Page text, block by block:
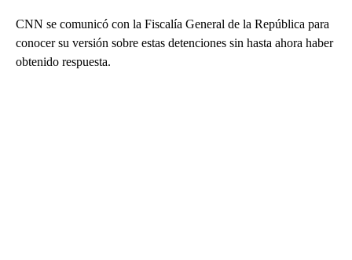
CNN se comunicó con la Fiscalía General de la República para
conocer su versión sobre estas detenciones sin hasta ahora haber
obtenido respuesta.